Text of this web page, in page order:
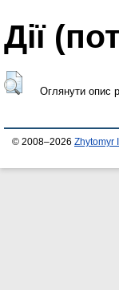
Дії
Оглянути опис
© 2008–2026 Zhytomyr